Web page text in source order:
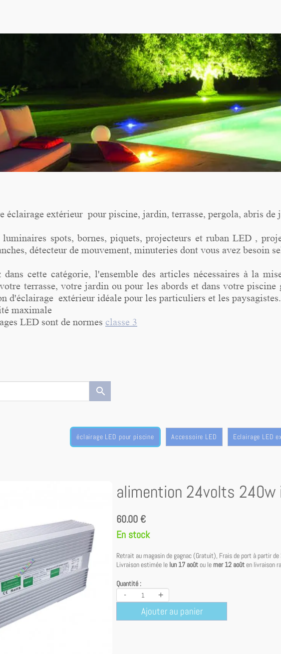
éclairage extérieur pour piscine, jardin, terrasse, pergola, abris
luminaires spots, bornes, piquets, projecteurs et ruban LED ,
détecteur de mouvement, minuteries dont vous avez besoin
dans cette catégorie, l'ensemble des articles nécessaires à la
terrasse, votre jardin ou pour les abords et dans votre
d'éclairage extérieur idéale pour les particuliers et les paysagistes.
maximale
LED sont de normes classe 3
search
éclairage LED pour piscine Accessoire LED Eclairage LED
alimention 24volts 240w
60.00 €
En stock
Retrait au magasin de gagnac (Gratuit), Frais de port à partir de
Livraison estimée le lun 17 août ou le mer 12 août en livraison
Quantité :
- +
Ajouter au panier